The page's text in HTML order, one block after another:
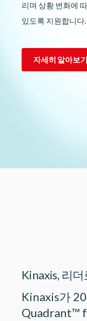
리며 상황 변화에
있도록 지원합니다.
자세히 알아보기
Kinaxis, 리
Kinaxis가
Quadrant™